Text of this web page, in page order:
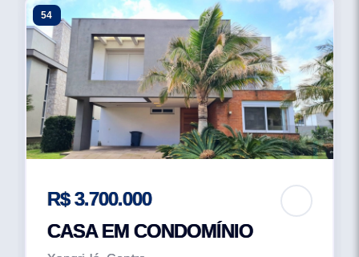
54
R$ 3.700.000
CASA EM CONDOMÍNIO